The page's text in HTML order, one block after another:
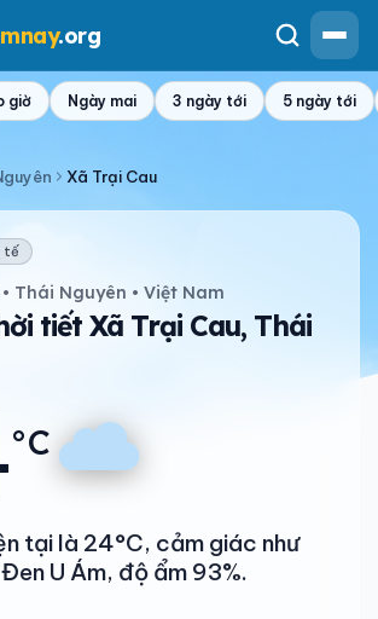
.org
giờ Ngày mai 3 ngày tới 5 ngày tới
Xã Trại Cau
tế
Thái Nguyên • Việt Nam
tiết Xã Trại Cau, Thái
°C
tại là 24°C, cảm giác như
U Ám, độ ẩm 93%.